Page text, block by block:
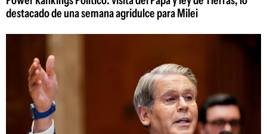
destacado de una semana agridulce para Milei